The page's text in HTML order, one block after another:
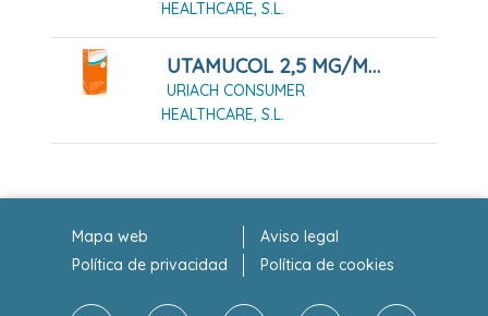
HEALTHCARE, S.L.
UTAMUCOL 2,5 MG/ML SUSPENSIÓN ORAL FRASCO 200 ML
URIACH CONSUMER
HEALTHCARE, S.L.
Mapa web
Aviso legal
Política de privacidad
Política de cookies